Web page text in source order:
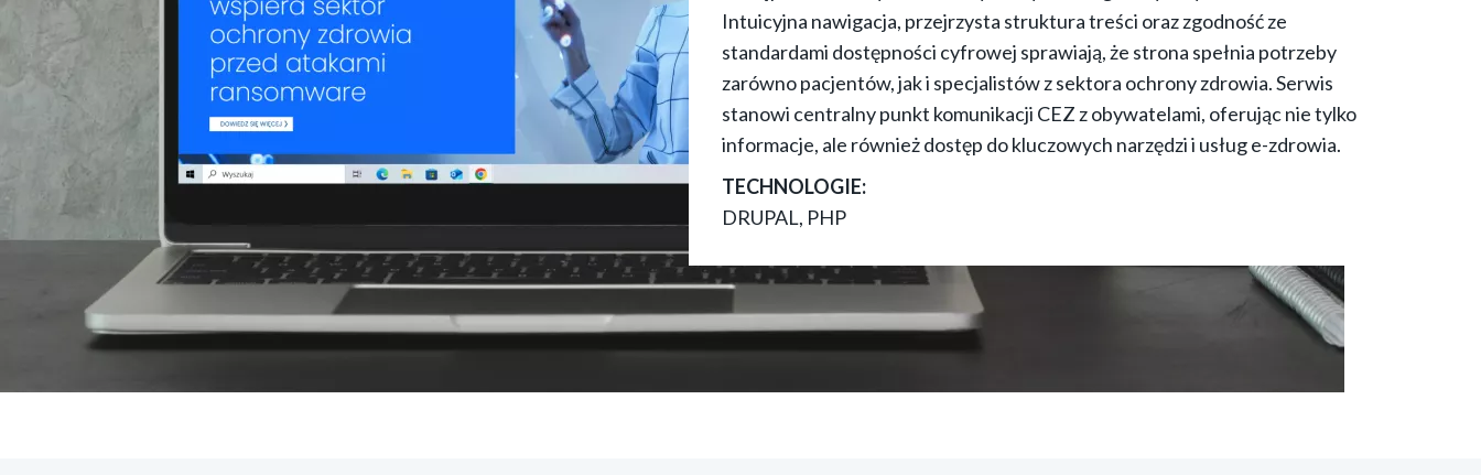
Intuicyjna nawigacja, przejrzysta struktura treści oraz zgodność ze
standardami dostępności cyfrowej sprawiają, że strona spełnia potrzeby
zarówno pacjentów, jak i specjalistów z sektora ochrony zdrowia. Serwis
stanowi centralny punkt komunikacji CEZ z obywatelami, oferując nie tylko
informacje, ale również dostęp do kluczowych narzędzi i usług e-zdrowia.
TECHNOLOGIE:
DRUPAL, PHP